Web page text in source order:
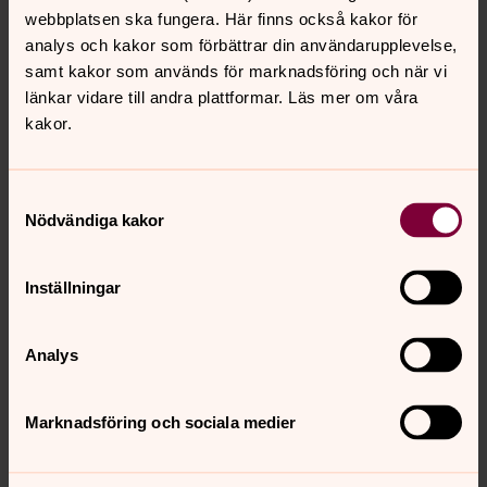
webbplatsen ska fungera. Här finns också kakor för
analys och kakor som förbättrar din användarupplevelse,
samt kakor som används för marknadsföring och när vi
länkar vidare till andra plattformar. Läs mer om våra
kakor.
Nödvändiga kakor
Inställningar
Analys
Marknadsföring och sociala medier
Se videon på Vimeo i stället.
Ändra inställningar
för marknadsföring.